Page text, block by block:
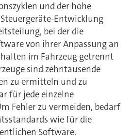
und der hohe
Entwicklung
bei der die
von ihrer Anpassung an
im Fahrzeug getrennt
sind zehntausende
zu ermitteln und zu
für jede einzelne
Fehler zu vermeiden, bedarf
wie für die
Software.